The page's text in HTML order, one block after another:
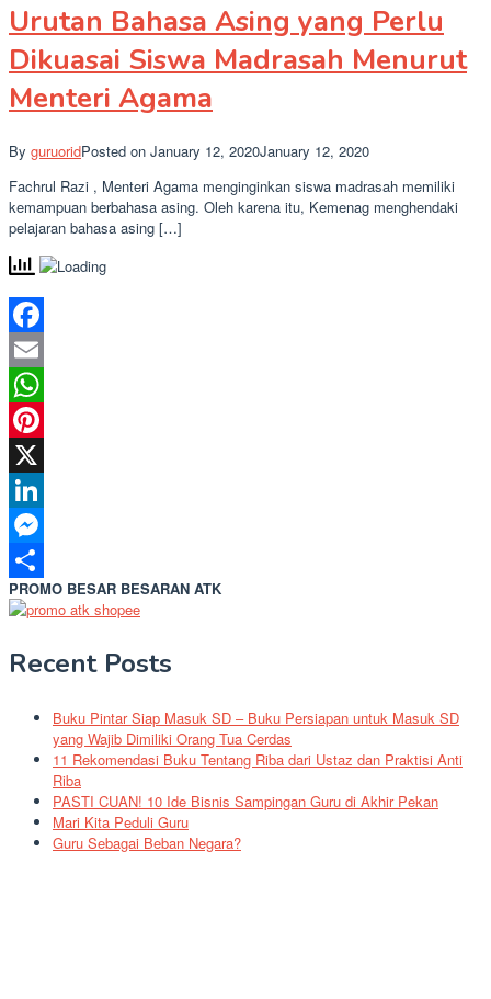
Urutan Bahasa Asing yang Perlu
Dikuasai Siswa Madrasah Menurut
Menteri Agama
By guruoridPosted on January 12, 2020January 12, 2020
Fachrul Razi , Menteri Agama menginginkan siswa madrasah memiliki
kemampuan berbahasa asing. Oleh karena itu, Kemenag menghendaki
pelajaran bahasa asing […]
Facebook
Email
WhatsApp
Pinterest
X
LinkedIn
Messenger
Share
PROMO BESAR BESARAN ATK
Recent Posts
Buku Pintar Siap Masuk SD – Buku Persiapan untuk Masuk SD
yang Wajib Dimiliki Orang Tua Cerdas
11 Rekomendasi Buku Tentang Riba dari Ustaz dan Praktisi Anti
Riba
PASTI CUAN! 10 Ide Bisnis Sampingan Guru di Akhir Pekan
Mari Kita Peduli Guru
Guru Sebagai Beban Negara?